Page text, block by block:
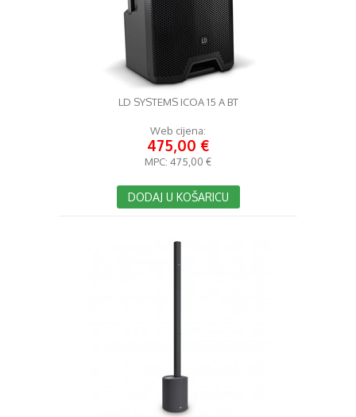
LD SYSTEMS ICOA 15 A BT
Web cijena:
475,00 €
MPC: 475,00 €
DODAJ U KOŠARICU